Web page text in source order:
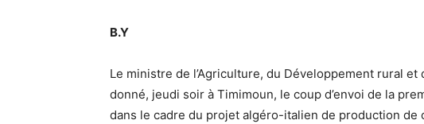
B.Y
Le ministre de l’Agriculture, du Développement rural et
donné, jeudi soir à Timimoun, le coup d’envoi de la
dans le cadre du projet algéro-italien de production de